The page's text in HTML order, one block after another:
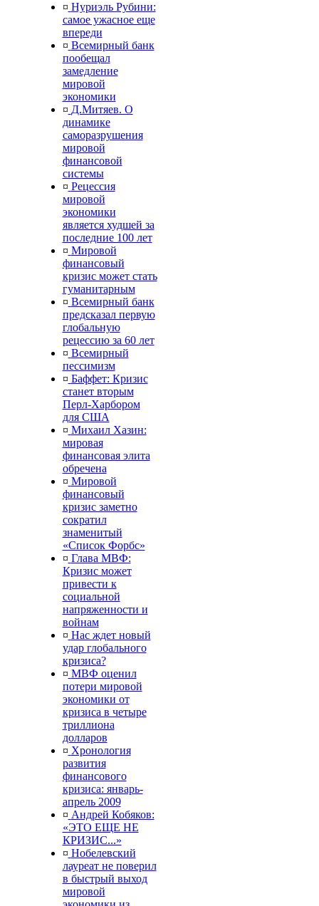
¤ Нуриэль Рубини:
самое ужасное еще
впереди
¤ Всемирный банк
пообещал
замедление
мировой
экономики
¤ Д.Митяев. О
динамике
саморазрушения
мировой
финансовой
системы
¤ Рецессия
мировой
экономики
является худшей за
последние 100 лет
¤ Мировой
финансовый
кризис может стать
гуманитарным
¤ Всемирный банк
предсказал первую
глобальную
рецессию за 60 лет
¤ Всемирный
пессимизм
¤ Баффет: Кризис
станет вторым
Перл-Харбором
для США
¤ Михаил Хазин:
мировая
финансовая элита
обречена
¤ Мировой
финансовый
кризис заметно
сократил
знаменитый
«Список Форбс»
¤ Глава МВФ:
Кризис может
привести к
социальной
напряженности и
войнам
¤ Нас ждет новый
удар глобального
кризиса?
¤ МВФ оценил
потери мировой
экономики от
кризиса в четыре
триллиона
долларов
¤ Хронология
развития
финансового
кризиса: январь-
апрель 2009
¤ Андрей Кобяков:
«ЭТО ЕЩЕ НЕ
КРИЗИС...»
¤ Нобелевский
лауреат не поверил
в быстрый выход
мировой